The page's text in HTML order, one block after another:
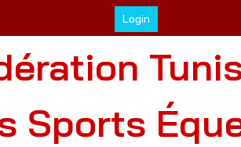
Login
Sports